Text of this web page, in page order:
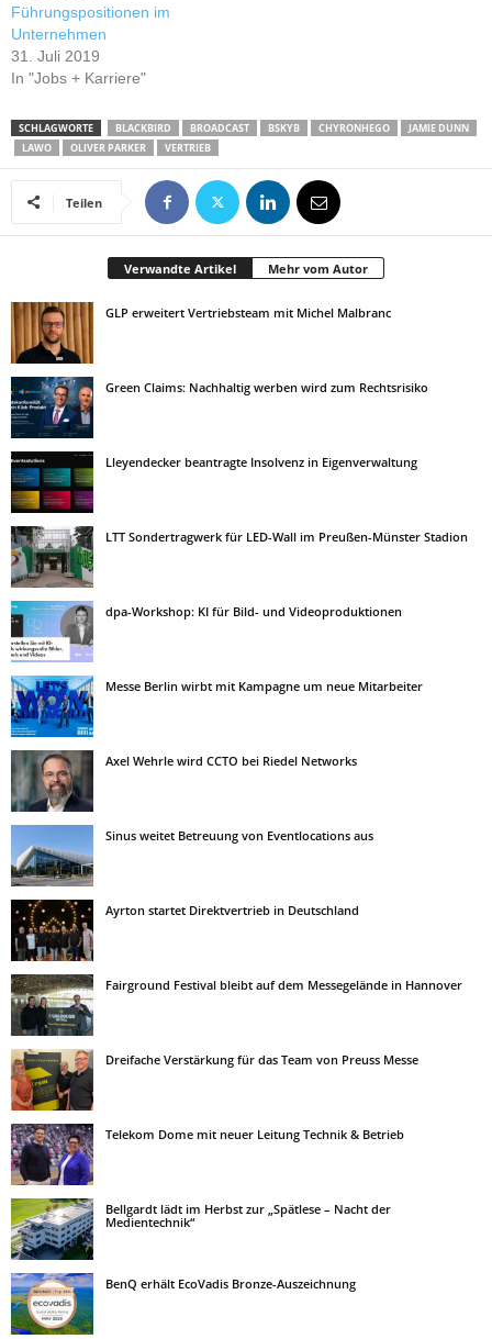
Führungspositionen im
Unternehmen
31. Juli 2019
In "Jobs + Karriere"
SCHLAGWORTE BLACKBIRD BROADCAST BSKYB CHYRONHEGO
JAMIE DUNN
LAWO
OLIVER PARKER VERTRIEB
Teilen
Verwandte Artikel Mehr vom Autor
GLP erweitert Vertriebsteam mit Michel Malbranc
Green Claims: Nachhaltig werben wird zum Rechtsrisiko
Lleyendecker beantragte Insolvenz in Eigenverwaltung
LTT Sondertragwerk für LED-Wall im Preußen-Münster Stadion
dpa-Workshop: KI für Bild- und Videoproduktionen
Messe Berlin wirbt mit Kampagne um neue Mitarbeiter
Axel Wehrle wird CCTO bei Riedel Networks
Sinus weitet Betreuung von Eventlocations aus
Ayrton startet Direktvertrieb in Deutschland
Fairground Festival bleibt auf dem Messegelände in Hannover
Dreifache Verstärkung für das Team von Preuss Messe
Telekom Dome mit neuer Leitung Technik & Betrieb
Bellgardt lädt im Herbst zur „Spätlese – Nacht der
Medientechnik“
BenQ erhält EcoVadis Bronze-Auszeichnung